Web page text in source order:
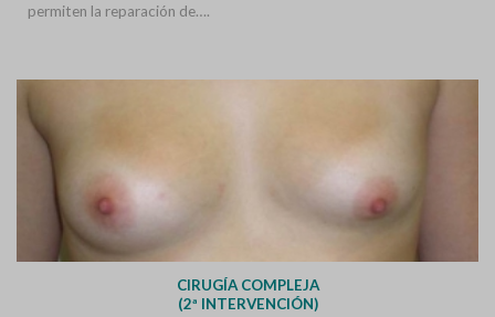
permiten la reparación de….
CIRUGÍA COMPLEJA
(2ª INTERVENCIÓN)